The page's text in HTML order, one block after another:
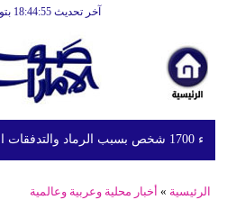
آخر تحديث 18:44:55 بتوقيت أبوظبي
الرئيسية » أخبار محلية وعربية وعالمية